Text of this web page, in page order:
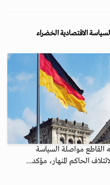
الاقتصادية الخضراء
القاطع مواصلة السياسة
الحاكم المنهار، مؤكد...